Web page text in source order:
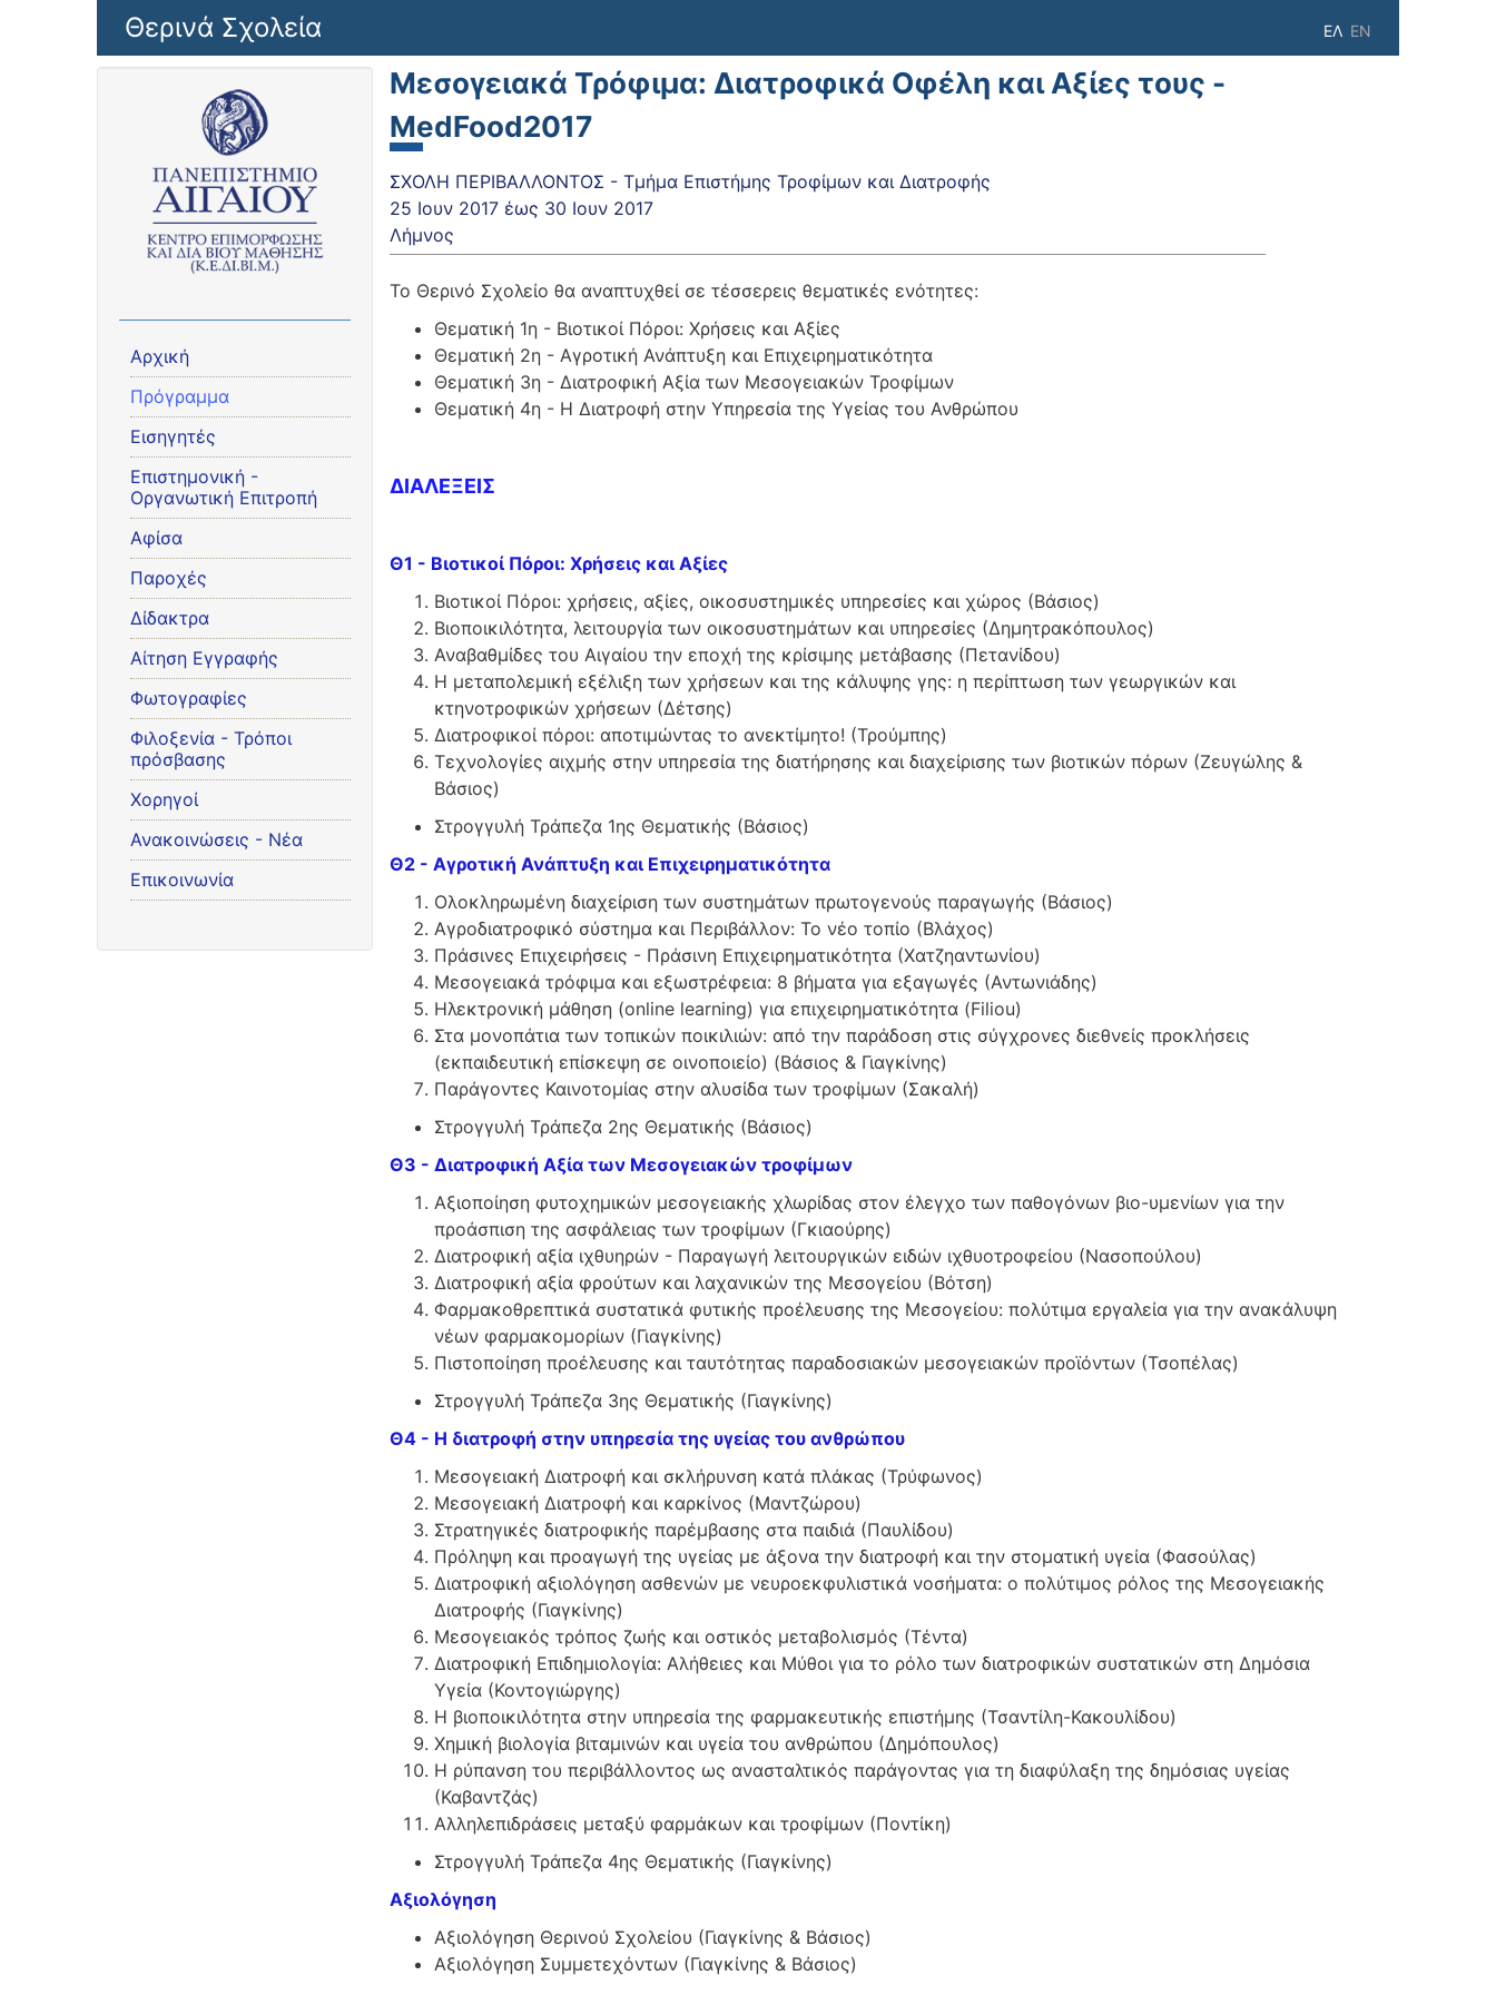
Παράκαμψη προς το κυρίως περιεχόμενο
Θερινά Σχολεία EN
ΕΛ
Αρχική
Πρόγραμμα
Εισηγητές
Eπιστημονική -
Οργανωτική Επιτροπή
Αφίσα
Παροχές
Δίδακτρα
Αίτηση Εγγραφής
Φωτογραφίες
Φιλοξενία - Τρόποι
πρόσβασης
Χορηγοί
Ανακοινώσεις - Νέα
Επικοινωνία
Μεσογειακά Τρόφιμα: Διατροφικά Οφέλη και Αξίες τους -
MedFood2017
ΣΧΟΛΗ ΠΕΡΙΒΑΛΛΟΝΤΟΣ - Τμήμα Επιστήμης Τροφίμων και Διατροφής
25 Ιουν 2017έως 30 Ιουν 2017
Λήμνος
Το Θερινό Σχολείο θα αναπτυχθεί σε τέσσερεις θεματικές ενότητες:
Θεματική 1η - Βιοτικοί Πόροι: Χρήσεις και Αξίες
Θεματική 2η - Αγροτική Ανάπτυξη και Επιχειρηματικότητα
Θεματική 3η - Διατροφική Αξία των Μεσογειακών Τροφίμων
Θεματική 4η - Η Διατροφή στην Υπηρεσία της Υγείας του Ανθρώπου
ΔΙΑΛΕΞΕΙΣ
Θ1 - Βιοτικοί Πόροι: Χρήσεις και Αξίες
Βιοτικοί Πόροι: χρήσεις, αξίες, οικοσυστημικές υπηρεσίες και χώρος (Βάσιος)
Βιοποικιλότητα, λειτουργία των οικοσυστημάτων και υπηρεσίες (Δημητρακόπουλος)
Αναβαθμίδες του Αιγαίου την εποχή της κρίσιμης μετάβασης (Πετανίδου)
Η μεταπολεμική εξέλιξη των χρήσεων και της κάλυψης γης: η περίπτωση των γεωργικών και
κτηνοτροφικών χρήσεων (Δέτσης)
Διατροφικοί πόροι: αποτιμώντας το ανεκτίμητο! (Τρούμπης)
Τεχνολογίες αιχμής στην υπηρεσία της διατήρησης και διαχείρισης των βιοτικών πόρων (Ζευγώλης &
Βάσιος)
Στρογγυλή Τράπεζα 1ης Θεματικής (Βάσιος)
Θ2 - Αγροτική Ανάπτυξη και Επιχειρηματικότητα
Ολοκληρωμένη διαχείριση των συστημάτων πρωτογενούς παραγωγής (Βάσιος)
Αγροδιατροφικό σύστημα και Περιβάλλον: Το νέο τοπίο (Βλάχος)
Πράσινες Επιχειρήσεις - Πράσινη Επιχειρηματικότητα (Χατζηαντωνίου)
Μεσογειακά τρόφιμα και εξωστρέφεια: 8 βήματα για εξαγωγές (Αντωνιάδης)
Ηλεκτρονική μάθηση (online learning) για επιχειρηματικότητα (Filiou)
Στα μονοπάτια των τοπικών ποικιλιών: από την παράδοση στις σύγχρονες διεθνείς προκλήσεις
(εκπαιδευτική επίσκεψη σε οινοποιείο) (Βάσιος & Γιαγκίνης)
Παράγοντες Καινοτομίας στην αλυσίδα των τροφίμων (Σακαλή)
Στρογγυλή Τράπεζα 2ης Θεματικής (Βάσιος)
Θ3 - Διατροφική Αξία των Μεσογειακών τροφίμων
Αξιοποίηση φυτοχημικών μεσογειακής χλωρίδας στον έλεγχο των παθογόνων βιο-υμενίων για την
προάσπιση της ασφάλειας των τροφίμων (Γκιαούρης)
Διατροφική αξία ιχθυηρών - Παραγωγή λειτουργικών ειδών ιχθυοτροφείου (Νασοπούλου)
Διατροφική αξία φρούτων και λαχανικών της Μεσογείου (Βότση)
Φαρμακοθρεπτικά συστατικά φυτικής προέλευσης της Μεσογείου: πολύτιμα εργαλεία για την ανακάλυψη
νέων φαρμακομορίων (Γιαγκίνης)
Πιστοποίηση προέλευσης και ταυτότητας παραδοσιακών μεσογειακών προϊόντων (Τσοπέλας)
Στρογγυλή Τράπεζα 3ης Θεματικής (Γιαγκίνης)
Θ4 - Η διατροφή στην υπηρεσία της υγείας του ανθρώπου
Μεσογειακή Διατροφή και σκλήρυνση κατά πλάκας (Τρύφωνος)
Μεσογειακή Διατροφή και καρκίνος (Μαντζώρου)
Στρατηγικές διατροφικής παρέμβασης στα παιδιά (Παυλίδου)
Πρόληψη και προαγωγή της υγείας με άξονα την διατροφή και την στοματική υγεία (Φασούλας)
Διατροφική αξιολόγηση ασθενών με νευροεκφυλιστικά νοσήματα: ο πολύτιμος ρόλος της Μεσογειακής
Διατροφής (Γιαγκίνης)
Μεσογειακός τρόπος ζωής και οστικός μεταβολισμός (Τέντα)
Διατροφική Επιδημιολογία: Αλήθειες και Μύθοι για το ρόλο των διατροφικών συστατικών στη Δημόσια
Υγεία (Κοντογιώργης)
Η βιοποικιλότητα στην υπηρεσία της φαρμακευτικής επιστήμης (Τσαντίλη-Κακουλίδου)
Χημική βιολογία βιταμινών και υγεία του ανθρώπου (Δημόπουλος)
Η ρύπανση του περιβάλλοντος ως ανασταλτικός παράγοντας για τη διαφύλαξη της δημόσιας υγείας
(Καβαντζάς)
Αλληλεπιδράσεις μεταξύ φαρμάκων και τροφίμων (Ποντίκη)
Στρογγυλή Τράπεζα 4ης Θεματικής (Γιαγκίνης)
Αξιολόγηση
Αξιολόγηση Θερινού Σχολείου (Γιαγκίνης & Βάσιος)
Αξιολόγηση Συμμετεχόντων (Γιαγκίνης & Βάσιος)